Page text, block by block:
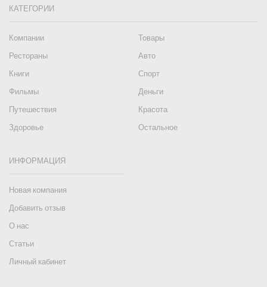
КАТЕГОРИИ
Компании
Товары
Рестораны
Авто
Книги
Спорт
Фильмы
Деньги
Путешествия
Красота
Здоровье
Остальное
ИНФОРМАЦИЯ
Новая компания
Добавить отзыв
О нас
Статьи
Личный кабинет